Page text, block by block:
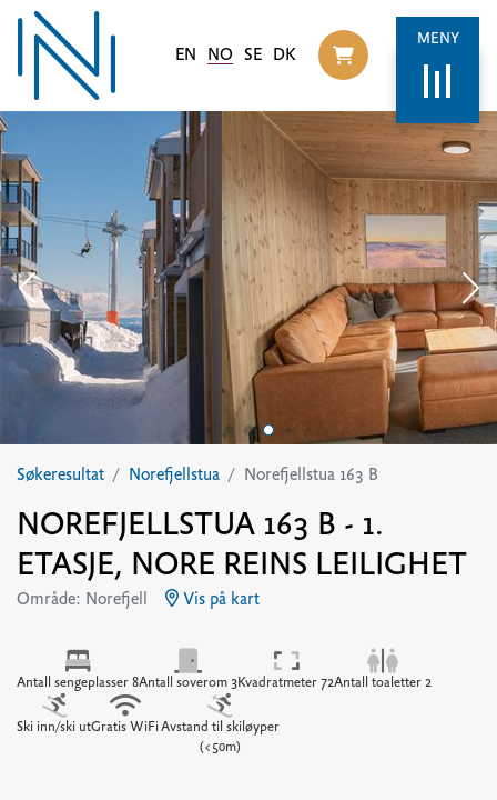
EN NO SE DK
Til
MENY
Søkeresultat Norefjellstua Norefjellstua 163 B
NOREFJELLSTUA 163 B - 1.
ETASJE, NORE REINS LEILIGHET
Område: Norefjell Vis på kart
Antall sengeplasser 8Antall soverom 3Kvadratmeter 72Antall toaletter 2
Ski inn/ski utGratis WiFiAvstand til skiløyper
(<50m)